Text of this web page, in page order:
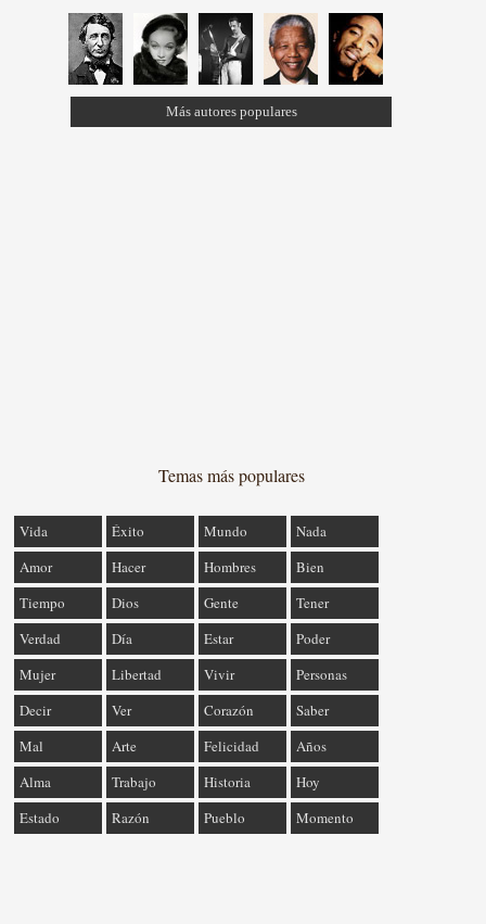
Más autores populares
Temas más populares
Vida Éxito Mundo
Nada
Amor
Hacer Hombres
Bien
Tiempo
Dios Gente
Tener
Verdad
Día Estar
Poder
Mujer
Libertad Vivir
Personas
Decir
Ver Corazón
Saber
Mal
Arte Felicidad
Años
Alma
Trabajo Historia
Hoy
Estado
Razón Pueblo Momento